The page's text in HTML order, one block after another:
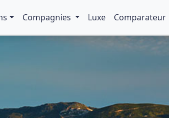
Compagnies Luxe Comparateur